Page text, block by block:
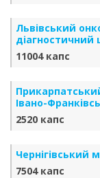
Львівський
діагностичний
11004 капс
Івано-
2520 капс
Чернігівський
7504 капс